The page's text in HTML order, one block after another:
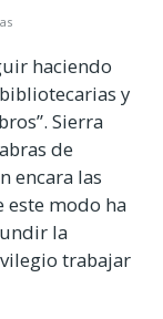
haciendo
y
Sierra
de
encara las
este modo ha
la
trabajar